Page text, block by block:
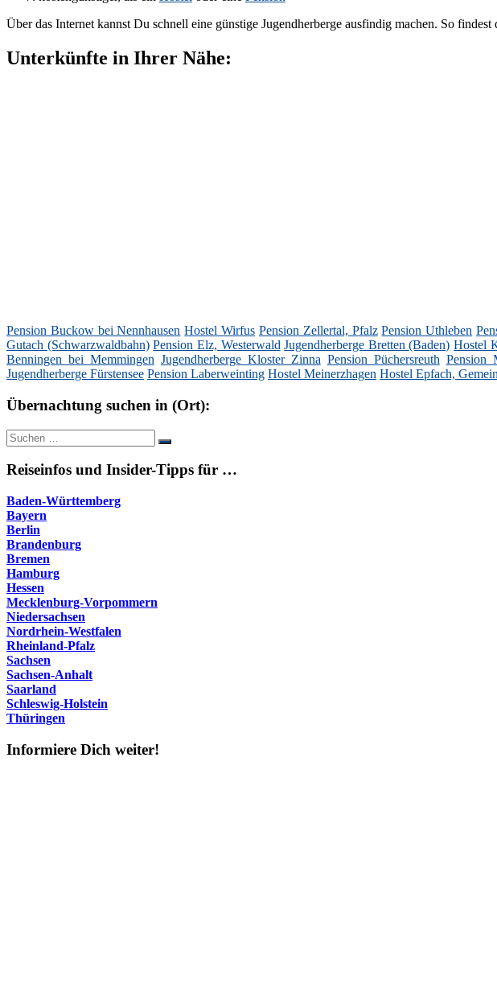
Über das Internet kannst Du schnell eine günstige Jugendherberge ausfindig machen. So
Unterkünfte in Ihrer Nähe:
Pension Buckow bei Nennhausen Hostel Wirfus Pension Zellertal, Pfalz Pension Uthleben
Gutach (Schwarzwaldbahn) Pension Elz, Westerwald Jugendherberge Bretten (Baden) Hostel
Benningen bei Memmingen Jugendherberge Kloster Zinna Pension Püchersreuth Pension
Jugendherberge Fürstensee Pension Laberweinting Hostel Meinerzhagen Hostel Epfach,
Übernachtung suchen in (Ort):
Suche
nach:
Suchen
Reiseinfos und Insider-Tipps für …
Baden-Württemberg
Bayern
Berlin
Brandenburg
Bremen
Hamburg
Hessen
Mecklenburg-Vorpommern
Niedersachsen
Nordrhein-Westfalen
Rheinland-Pfalz
Sachsen
Sachsen-Anhalt
Saarland
Schleswig-Holstein
Thüringen
Informiere Dich weiter!